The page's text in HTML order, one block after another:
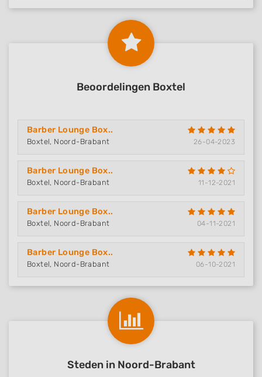
Beoordelingen Boxtel
Barber Lounge Box..
Boxtel, Noord-Brabant 26-04-2023
Barber Lounge Box..
Boxtel, Noord-Brabant 11-12-2021
Barber Lounge Box..
Boxtel, Noord-Brabant 04-11-2021
Barber Lounge Box..
Boxtel, Noord-Brabant 06-10-2021
Steden in Noord-Brabant